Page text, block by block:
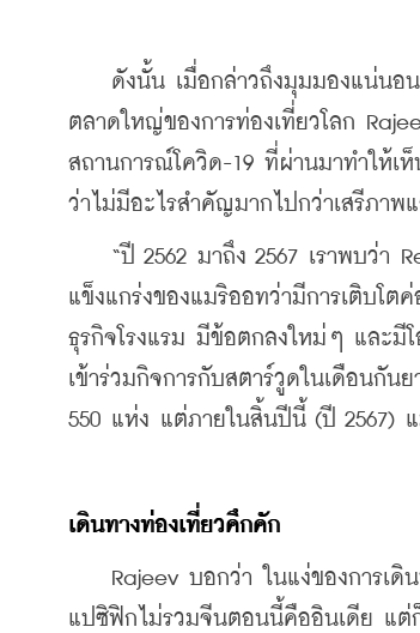
ดังนั้น เมื่อกล่าวถึงมุมมองแน่นอนข้
ตลาดใหญ่ของการท่องเที่ยวโลก
สถานการณ์โควิด-19 ที่ผ่านมาทำให้เ
ว่าไม่มีอะไรสำคัญมากไปกว่าเสรีภาพ
“ปี 2562 มาถึง 2567 เราพบว่า
แข็งแกร่งของแมริออทว่ามีการเติบโ
ธุรกิจโรงแรม มีข้อตกลงใหม่ๆ และมี
เข้าร่วมกิจการกับสตาร์วูดในเดือนกั
550 แห่ง แต่ภายในสิ้นปีนี้ (ปี 2567) แ
เดินทางท่องเที่ยวคึกคัก
Rajeev บอกว่า ในแง่ของการเดินท
แปซิฟิกไม่รวมจีนตอนนี้คืออินเดีย แต่ก็